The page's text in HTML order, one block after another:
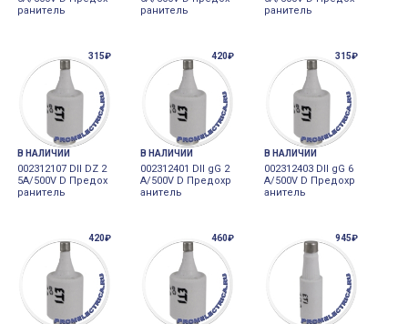
ранитель
ранитель
ранитель
315₽
В НАЛИЧИИ
002312107 DII DZ 2
5A/500V D Предох
ранитель
420₽
В НАЛИЧИИ
002312401 DII gG 2
A/500V D Предохр
анитель
315₽
В НАЛИЧИИ
002312403 DII gG 6
A/500V D Предохр
анитель
420₽ 460₽ 945₽